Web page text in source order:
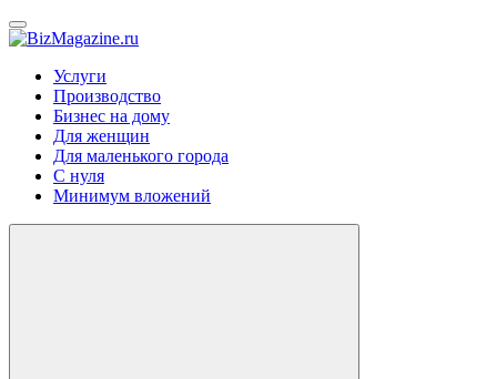
Услуги
Производство
Бизнес на дому
Для женщин
Для маленького города
С нуля
Минимум вложений